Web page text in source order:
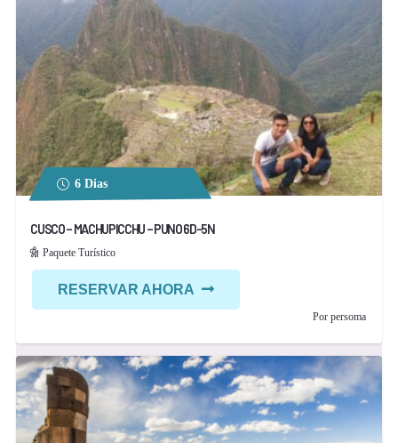
6 Dias
CUSCO – MACHUPICCHU – PUNO 6D-5N
Paquete Turístico
RESERVAR AHORA
Por persoma